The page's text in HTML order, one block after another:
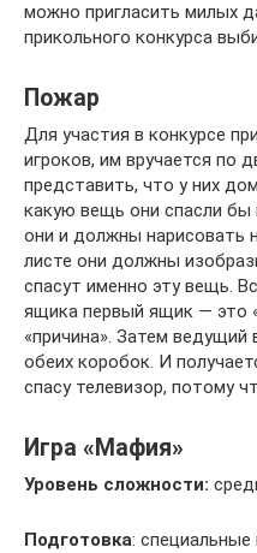
можно пригласить милых
прикольного конкурса
Пожар
Для участия в конкурсе
игроков, им вручается по
представить, что у них
какую вещь они спасли
они и должны нарисовать
листе они должны
спасут именно эту вещь.
ящика первый ящик — это
«причина». Затем ведущий
обеих коробок. И
спасу телевизор, потому
Игра «Мафия»
Уровень сложности:
Подготовка: специальные